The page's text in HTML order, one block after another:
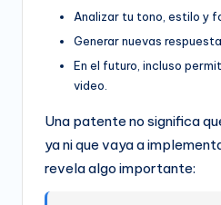
Analizar tu tono, estilo y
Generar nuevas
En el futuro, incluso
video.
Una patente no significa
ya ni que vaya a
revela algo importante: